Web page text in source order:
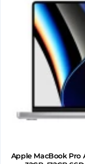
Apple MacBook Pro